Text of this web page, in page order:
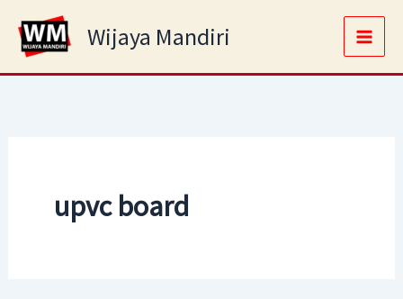
content
Wijaya Mandiri
Main
upvc board